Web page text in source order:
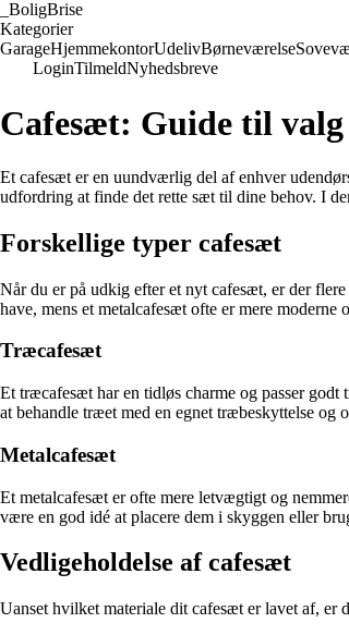
BoligBrise
Kategorier
GarageHjemmekontorUdelivBørneværelse
LoginTilmeldNyhedsbreve
Cafesæt: Guide til valg
Et cafesæt er en uundværlig del af enhver
udfordring at finde det rette sæt til dine behov. I
Forskellige typer cafesæt
Når du er på udkig efter et nyt cafesæt, er der
have, mens et metalcafesæt ofte er mere
Træcafesæt
Et træcafesæt har en tidløs charme og passer
at behandle træet med en egnet træbeskyttelse
Metalcafesæt
Et metalcafesæt er ofte mere letvægtigt og
være en god idé at placere dem i skyggen eller
Vedligeholdelse af cafesæt
Uanset hvilket materiale dit cafesæt er lavet af, er